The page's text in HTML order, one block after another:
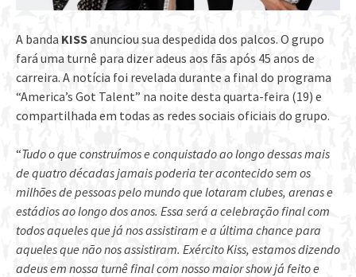
A banda KISSanunciou sua despedida dos palcos. O grupo
fará uma turnê para dizer adeus aos fãs após 45 anos de
carreira. A notícia foi revelada durante a final do programa
“America’s Got Talent” na noite desta quarta-feira (19) e
compartilhada em todas as redes sociais oficiais do grupo.
“Tudo o que construímos e conquistado ao longo dessas mais
de quatro décadas jamais poderia ter acontecido sem os
milhões de pessoas pelo mundo que lotaram clubes, arenas e
estádios ao longo dos anos. Essa será a celebração final com
todos aqueles que já nos assistiram e a última chance para
aqueles que não nos assistiram. Exército Kiss, estamos dizendo
adeus em nossa turnê final com nosso maior show já feito e